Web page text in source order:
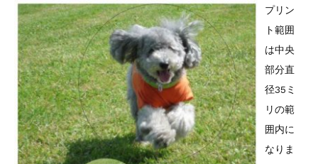
プリン
ト範囲
は中央
部分直
径35ミ
リの範
囲内に
なりま